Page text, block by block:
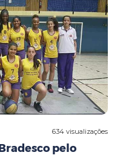
634 visualizações
pelo